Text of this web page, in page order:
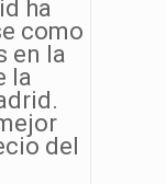
ha
como
en la
la
del